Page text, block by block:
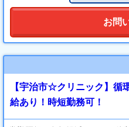
お問
【宇治市☆クリニック】循
給あり！時短勤務可！